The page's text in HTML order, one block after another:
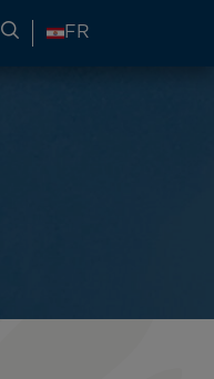
RECHERCHER DES
FR